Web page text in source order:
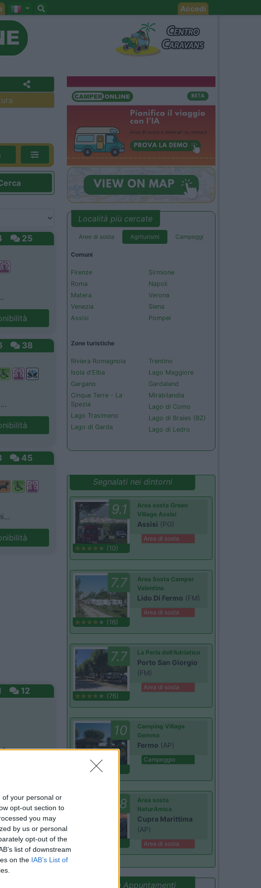
of your personal or
opt-out section to
you may
by us or personal
opt-out of the
list of downstream
on the IAB’s List of
Accedi
25
38
45
12
2
Località più cercate
Aree di sosta Agriturismi Campeggi
Comuni
Firenze
Roma
Matera
Venezia
Assisi
Sirmione
Napoli
Verona
Siena
Pompei
Zone turistiche
Riviera Romagnola
Isola d'Elba
Gargano
Cinque Terre - La
Spezia
Lago Trasimeno
Lago di Garda
Trentino
Lago Maggiore
Gardaland
Mirabilandia
Lago di Como
Lago di Braies (BZ)
Lago di Ledro
Segnalati nei dintorni
9.1
(10)
Area sosta Green
Village Assisi
Assisi (PG)
Area di sosta
7.7
(16)
Area Sosta Camper
Valentina
Lido Di Fermo (FM)
Area di sosta
7.7
(76)
La Perla dell'Adriatico
Porto San Giorgio
(FM)
Area di sosta
10
Camping Village
Gemma
Fermo (AP)
Campeggio
8.8
Area sosta
NaturAmica
Cupra Marittima
(AP)
Area di sosta
Promo e Appuntamenti